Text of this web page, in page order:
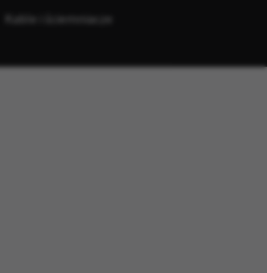
Kable i ściemniacze